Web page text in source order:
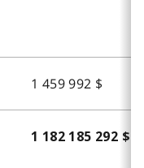
1 459 992 $
1 182 185 292 $